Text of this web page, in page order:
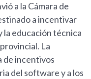
a la Cámara de
a incentivar
la educación técnica
La
de incentivos
del software y a los